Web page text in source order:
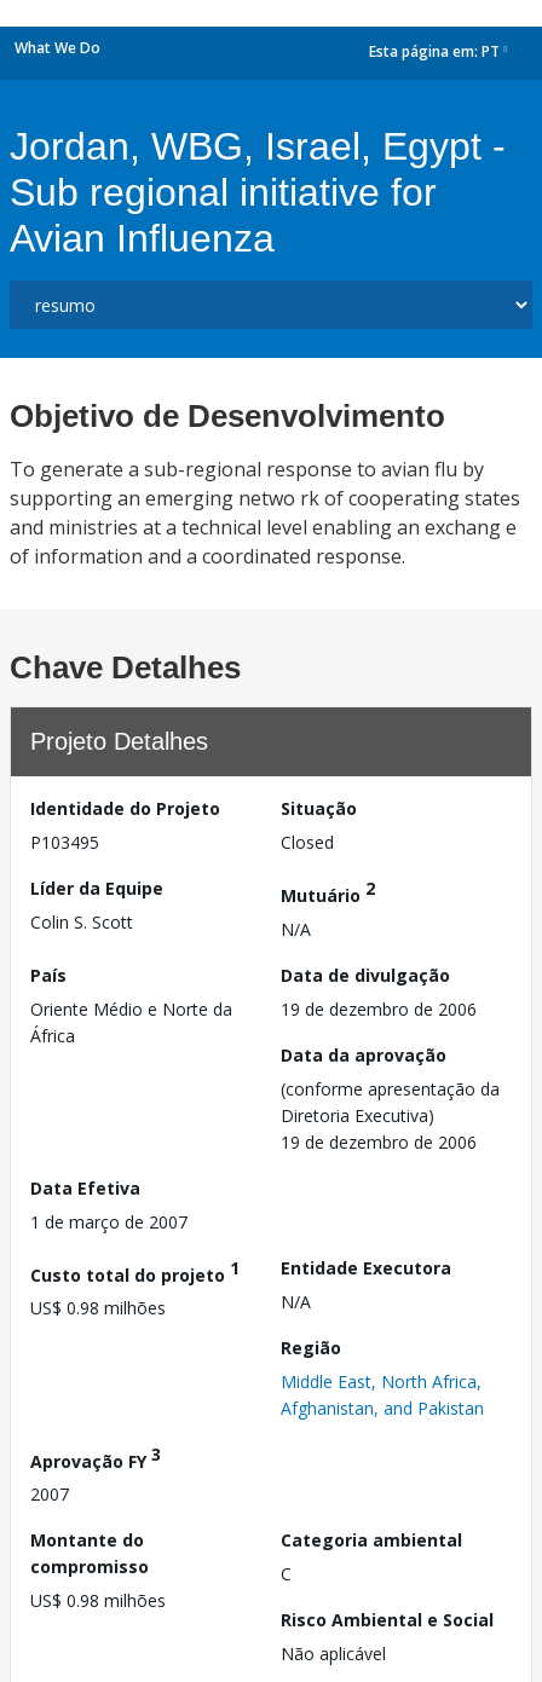
What We Do Esta página em: PT
Jordan, WBG, Israel, Egypt -
Sub regional initiative for
Avian Influenza
Objetivo de Desenvolvimento
To generate a sub-regional response to avian flu by
supporting an emerging netwo rk of cooperating states
and ministries at a technical level enabling an exchang e
of information and a coordinated response.
Chave Detalhes
Projeto Detalhes
Identidade do Projeto
P103495
Situação
Closed
Líder da Equipe
Colin S. Scott
Mutuário 2
N/A
País
Oriente Médio e Norte da
África
Data de divulgação
19 de dezembro de 2006
Data da aprovação
(conforme apresentação da
Diretoria Executiva)
19 de dezembro de 2006
Data Efetiva
1 de março de 2007
Custo total do projeto 1
US$ 0.98 milhões
Entidade Executora
N/A
Região
Middle East, North Africa,
Afghanistan, and Pakistan
Aprovação FY3
2007
Montante do
compromisso
US$ 0.98 milhões
Categoria ambiental
C
Risco Ambiental e Social
Não aplicável